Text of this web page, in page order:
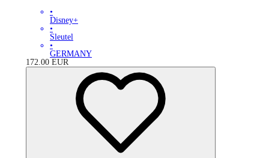
•
Disney+
•
Sleutel
•
GERMANY
172.00 EUR